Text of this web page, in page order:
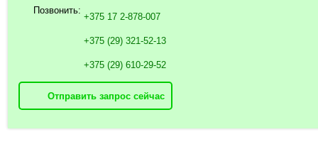
Позвонить:
+375 17 2-878-007
+375 (29) 321-52-13
+375 (29) 610-29-52
Отправить запрос сейчас